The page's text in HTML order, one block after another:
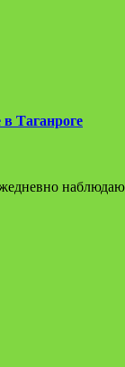
Таганроге